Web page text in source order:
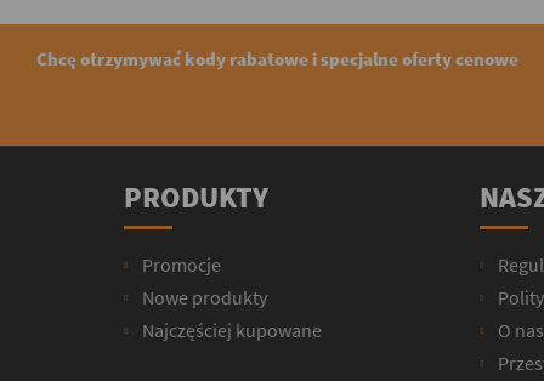
Chcę otrzymywać kody rabatowe i specjalne oferty cenowe
PRODUKTY
Promocje
Nowe produkty
Najczęściej kupowane
O nas